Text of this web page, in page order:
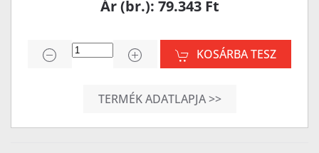
Ár (br.): 79.343 Ft
KOSÁRBA TESZ
TERMÉK ADATLAPJA >>